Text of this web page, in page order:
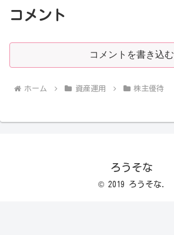
コメント
コメントを書き込む
ホーム 資産運用 株主優待
ろうそな
© 2019 ろうそな.